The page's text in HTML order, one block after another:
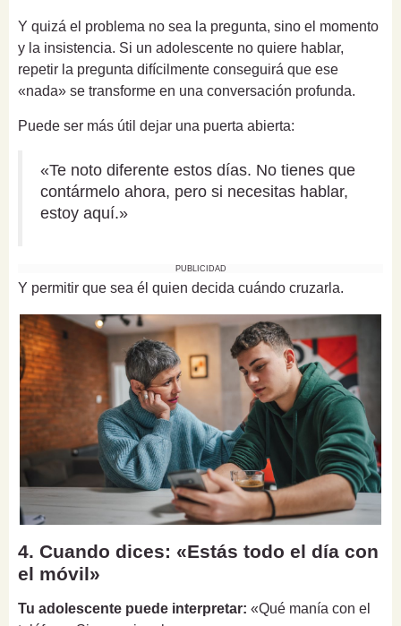
Y quizá el problema no sea la pregunta, sino el momento
y la insistencia. Si un adolescente no quiere hablar,
repetir la pregunta difícilmente conseguirá que ese
«nada» se transforme en una conversación profunda.
Puede ser más útil dejar una puerta abierta:
«Te noto diferente estos días. No tienes que
contármelo ahora, pero si necesitas hablar,
estoy aquí.»
PUBLICIDAD
Y permitir que sea él quien decida cuándo cruzarla.
4. Cuando dices: «Estás todo el día con
el móvil»
Tu adolescente puede interpretar: «Qué manía con el